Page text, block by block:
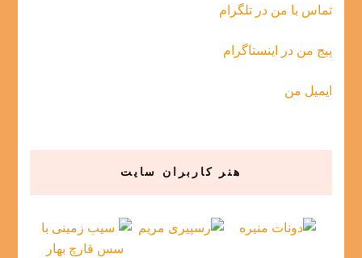
تماس با من در تلگرام
پیج من در اینستاگرام
ایمیل من
هنر کاربران سایت